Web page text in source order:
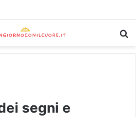
segni e